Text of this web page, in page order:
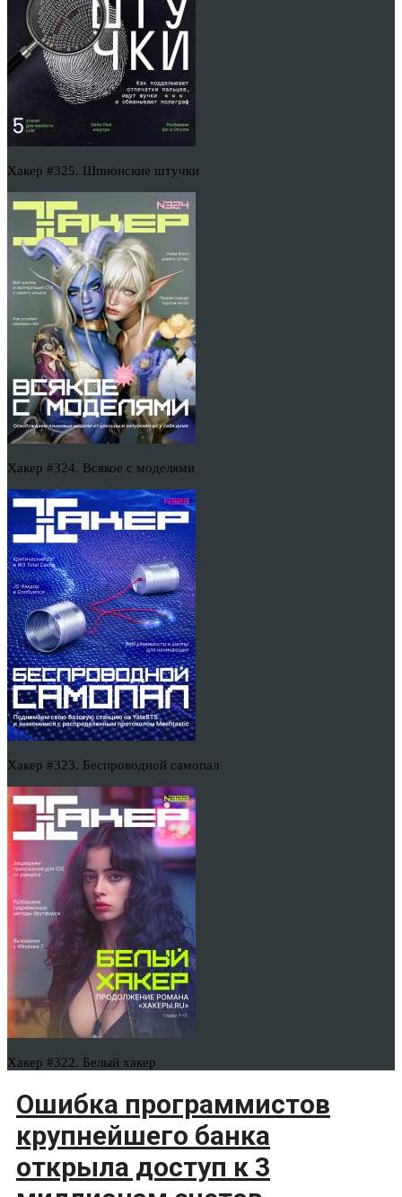
Хакер #325. Шпионские штучки
Хакер #324. Всякое с моделями
Хакер #323. Беспроводной самопал
Хакер #322. Белый хакер
Ошибка программистов
крупнейшего банка
открыла доступ к 3